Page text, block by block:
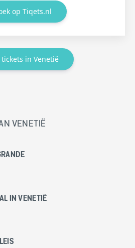
op Tiqets.nl
in Venetië
VENETIË
IN VENETIË